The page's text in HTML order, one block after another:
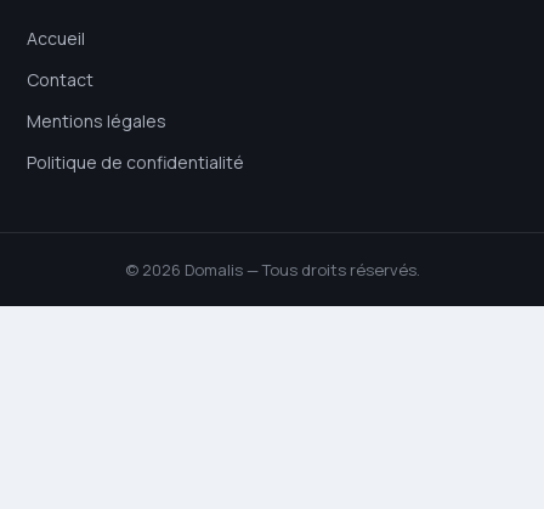
Accueil
Contact
Mentions légales
Politique de confidentialité
© 2026 Domalis — Tous droits réservés.